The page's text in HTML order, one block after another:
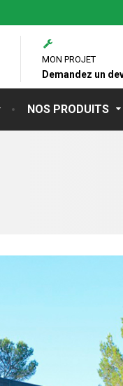
NOS PRODUITS
MON PROJET
Demandez un